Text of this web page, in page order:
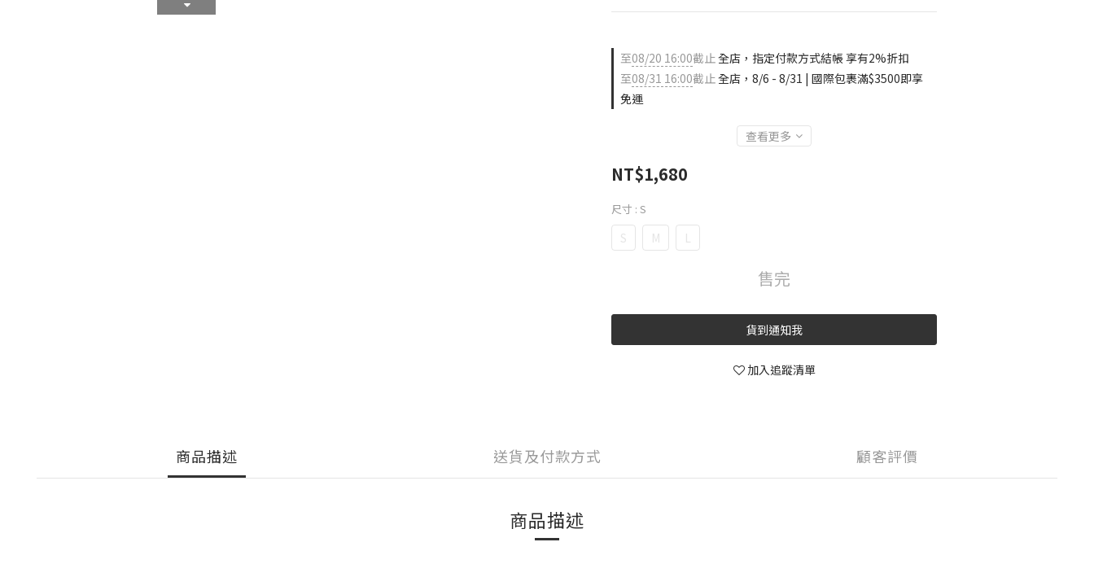
至08/20 16:00截止全店，指定付款方式結帳 享有2%折扣
至08/31 16:00截止全店，8/6 - 8/31 | 國際包裹滿$3500即享
免運
查看更多
NT$1,680
尺寸 : S
S M L
售完
貨到通知我
加入追蹤清單
商品描述 送貨及付款方式 顧客評價
商品描述